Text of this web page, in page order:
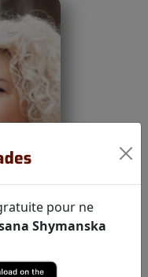
pour ne
Shymanska
Shymanska va